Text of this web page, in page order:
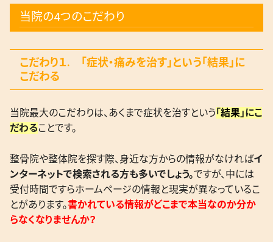
当院の4つのこだわり
こだわり１. 「症状・痛みを治す」という「結果」に
こだわる
当院最大のこだわりは、あくまで症状を治すという「結果」にこ
だわることです。
整骨院や整体院を探す際、身近な方からの情報がなければイ
ンターネットで検索される方も多いでしょう。ですが、中には
受付時間ですらホームページの情報と現実が異なっているこ
とがあります。書かれている情報がどこまで本当なのか分か
らなくなりませんか？